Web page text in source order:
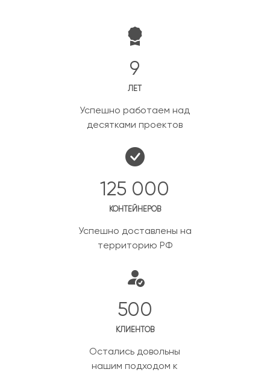
9
ЛЕТ
Успешно работаем над
десятками проектов
125 000
КОНТЕЙНЕРОВ
Успешно доставлены на
территорию РФ
500
КЛИЕНТОВ
Остались довольны
нашим подходом к